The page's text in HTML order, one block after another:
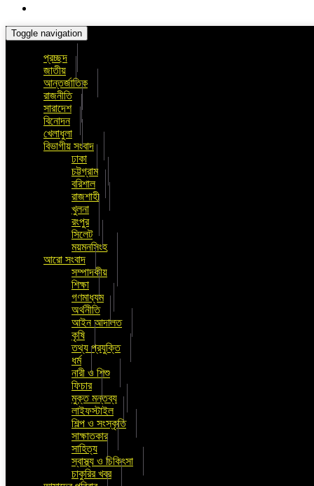
Toggle navigation
প্রচ্ছদ
জাতীয়
আন্তর্জাতিক
রাজনীতি
সারাদেশ
বিনোদন
খেলাধুলা
বিভাগীয় সংবাদ
ঢাকা
চট্টগ্রাম
বরিশাল
রাজশাহী
খুলনা
রংপুর
সিলেট
ময়মনসিংহ
আরো সংবাদ
সম্পাদকীয়
শিক্ষা
গণমাধ্যম
অর্থনীতি
আইন আদালত
কৃষি
তথ্য প্রযুক্তি
ধর্ম
নারী ও শিশু
ফিচার
মুক্ত মন্তব্য
লাইফস্টাইল
শিল্প ও সংস্কৃতি
সাক্ষাতকার
সাহিত্য
স্বাস্থ্য ও চিকিৎসা
চাকুরির খবর